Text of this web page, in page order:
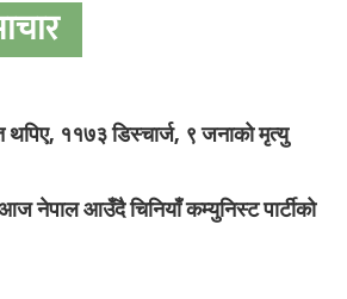
११७३ डिस्चार्ज, ९ जनाको मृत्यु
नेपाल आउँदै चिनियाँ कम्युनिस्ट पार्टीको